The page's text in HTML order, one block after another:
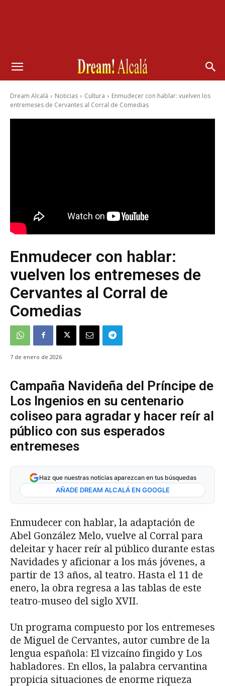
Dream Alcalá Noticias Cultura
Enmudecer con hablar: vuelven los
entremeses de Cervantes al Corral de Comedias
Enmudecer con hablar:
vuelven los entremeses de
Cervantes al Corral de
Comedias
7 de enero de 2026
Campaña Navideña del Príncipe de
Los Ingenios en su centenario
coliseo para agradar y hacer reír al
público con sus esperados
entremeses
Haz que nuestras noticias aparezcan en tus búsquedas
AÑADE DREAM ALCALÁ EN GOOGLE
Enmudecer con hablar, la adaptación de
Abel González Melo, vuelve al Corral para
deleitar y hacer reír al público durante estas
Navidades y aficionar a los más jóvenes, a
partir de 13 años, al teatro. Hasta el 11 de
enero, la obra regresa a las tablas de este
teatro-museo del siglo XVII.
Un programa compuesto por los entremeses
de Miguel de Cervantes, autor cumbre de la
lengua española: El vizcaíno fingido y Los
habladores. En ellos, la palabra cervantina
propicia situaciones de enorme riqueza